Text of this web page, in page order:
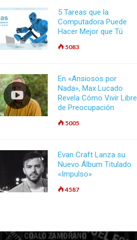
5 Tareas que la
Computadora Puede
Hacer Mejor que Tú
5083
En «Ansiosos por
Nada», Max Lucado
Revela Cómo Vivir Libre
de Preocupación
5005
Evan Craft Lanza su
Nuevo Álbum Titulado
«Impulso»
4587